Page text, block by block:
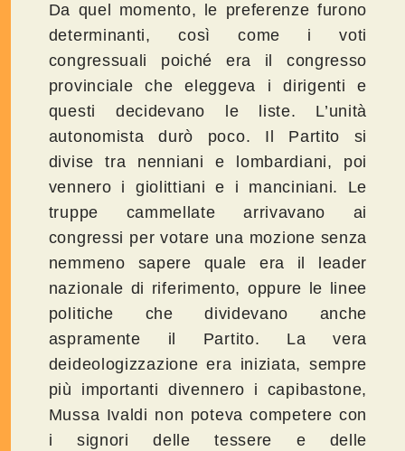
Da quel momento, le preferenze furono
determinanti, così come i voti
congressuali poiché era il congresso
provinciale che eleggeva i dirigenti e
questi decidevano le liste. L’unità
autonomista durò poco. Il Partito si
divise tra nenniani e lombardiani, poi
vennero i giolittiani e i manciniani. Le
truppe cammellate arrivavano ai
congressi per votare una mozione senza
nemmeno sapere quale era il leader
nazionale di riferimento, oppure le linee
politiche che dividevano anche
aspramente il Partito. La vera
deideologizzazione era iniziata, sempre
più importanti divennero i capibastone,
Mussa Ivaldi non poteva competere con
i signori delle tessere e delle